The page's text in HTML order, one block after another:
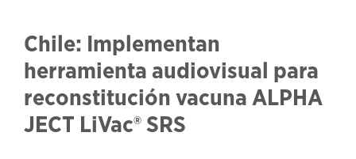
Chile: Implementan
herramienta audiovisual para
reconstitución vacuna ALPHA
JECT LiVac® SRS